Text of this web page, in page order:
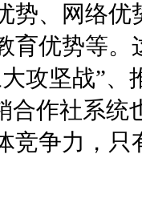
势、网络
育优势等
攻坚战”
合作社系
竞争力，